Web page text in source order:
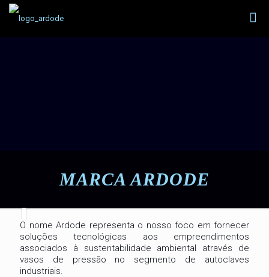
MARCA ARDODE
O nome Ardode representa o nosso foco em fornecer
soluções tecnológicas aos empreendimentos
associados à sustentabilidade ambiental através de
vasos de pressão no segmento de autoclaves
industriais.